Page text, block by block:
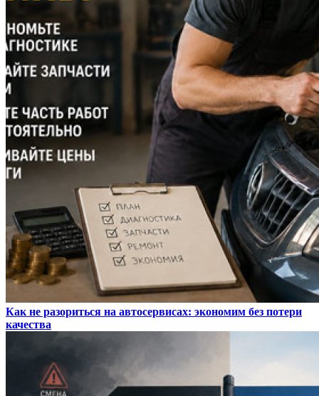
Как не разориться на автосервисах: экономим без потери
качества